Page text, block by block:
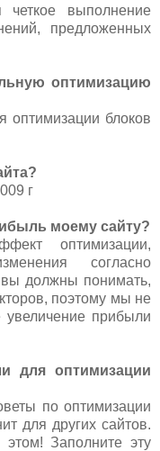
четкое выполнение
предложенных
оптимизацию
оптимизации блоков
г
моему сайту?
оптимизации,
согласно
должны понимать,
поэтому мы не
увеличение прибыли
для оптимизации
по оптимизации
для других сайтов.
Заполните эту